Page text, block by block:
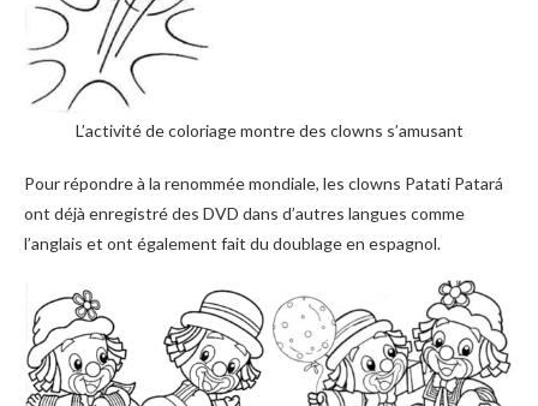
L’activité de coloriage montre des clowns s’amusant
Pour répondre à la renommée mondiale, les clowns Patati Patará
ont déjà enregistré des DVD dans d’autres langues comme
l’anglais et ont également fait du doublage en espagnol.